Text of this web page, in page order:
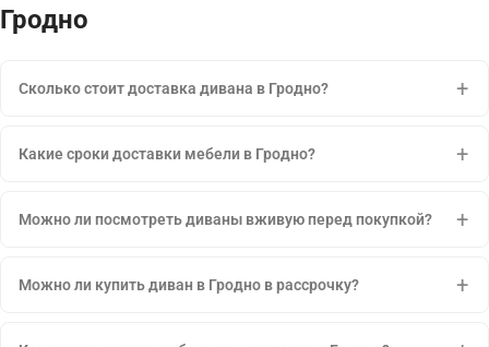
Гродно
Сколько стоит доставка дивана в Гродно?
Какие сроки доставки мебели в Гродно?
Можно ли посмотреть диваны вживую перед покупкой?
Можно ли купить диван в Гродно в рассрочку?